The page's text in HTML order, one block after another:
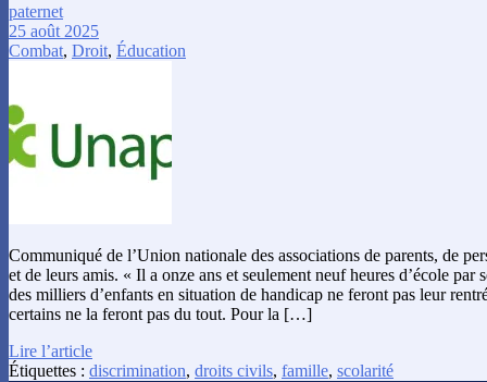
paternet
25 août 2025
Combat, Droit, Éducation
Communiqué de l’Union nationale des associations de parents, de
et de leurs amis. « Il a onze ans et seulement neuf heures d’école par
des milliers d’enfants en situation de handicap ne feront pas leur
certains ne la feront pas du tout. Pour la […]
Lire l’article
Étiquettes : discrimination, droits civils, famille, scolarité